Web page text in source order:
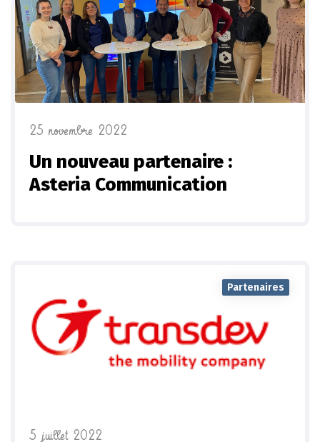
25 novembre 2022
Un nouveau partenaire :
Asteria Communication
Partenaires
5 juillet 2022